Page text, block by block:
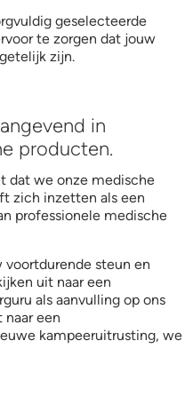
geselecteerde
te zorgen dat jouw
zijn.
in
producten.
dat we onze medische
zich inzetten als een
professionele medische
steun en
uit naar een
als aanvulling op ons
een
kampeeruitrusting, we